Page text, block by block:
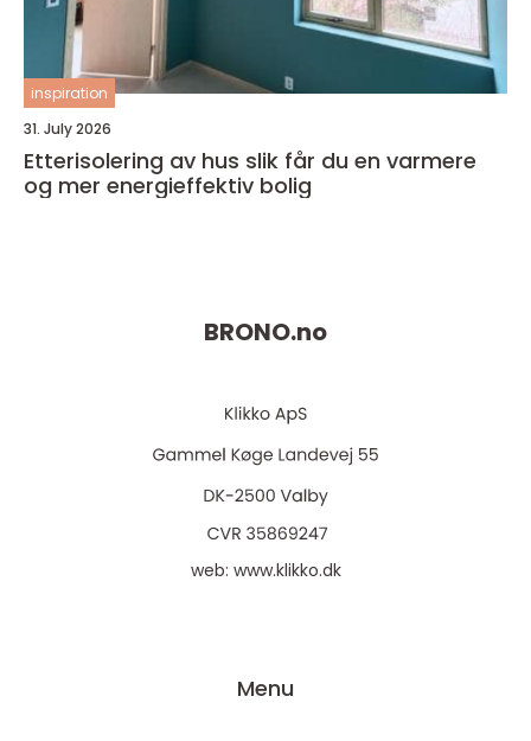
inspiration
31. July 2026
Etterisolering av hus slik får du en varmere
og mer energieffektiv bolig
BRONO.no
web: www.klikko.dk
Menu